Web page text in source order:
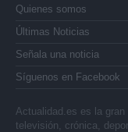
Quienes somos
Últimas Noticias
Señala una noticia
Síguenos en Facebook
Actualidad.es es la
televisión, crónica,